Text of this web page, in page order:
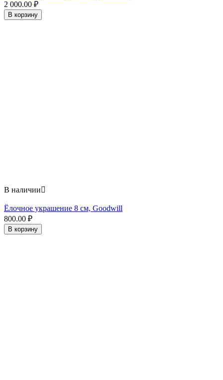
2 000.00 ₽
В корзину
В наличии
Ёлочное украшение 8 см, Goodwill
800.00 ₽
В корзину